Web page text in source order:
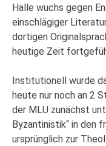
Halle wuchs gegen
einschlägiger
dortigen
heutige Zeit
Institutionell wurde
heute nur noch an 2
der MLU zunächst
Byzantinistik“ in den
ursprünglich zur